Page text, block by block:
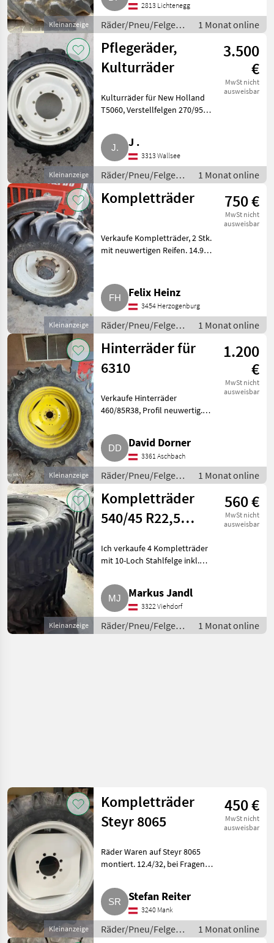
Kleinanzeige
2813 Lichtenegg
Räder/Pneu/Felgen /
Kompletträder
1 Monat online
Kleinanzeige
Pflegeräder,
Kulturräder
3.500
€
MwSt nicht
ausweisbar
Kulturräder für New Holland
T5060, Verstellfelgen 270/95
Räder/Pneu/Felgen
Kompletträder
J .
3313 Wallsee
Räder/Pneu/Felgen /
Kompletträder
1 Monat online
Kleinanzeige
Kompletträder 750 €
MwSt nicht
ausweisbar
Verkaufe Kompletträder, 2 Stk.
mit neuwertigen Reifen. 14.9
Räder/Pneu/Felgen
KompletträderFelix Heinz
3454 Herzogenburg
Räder/Pneu/Felgen /
Kompletträder
1 Monat online
Kleinanzeige
Hinterräder für
6310
1.200
€
MwSt nicht
ausweisbar
Verkaufe Hinterräder
460/85R38, Profil neuwertig.
Räder/Pneu/Felgen
KompletträderDavid Dorner
3361 Aschbach
Räder/Pneu/Felgen /
Kompletträder
1 Monat online
Kleinanzeige
Kompletträder
540/45 R22,5
560 €
MwSt nicht
ausweisbar
Ich verkaufe 4 Kompletträder
mit 10-Loch Stahlfelge inkl.
560/45-22.5, Profiltiefe ca. 25
mm, sehr guter Zustand, Preis
pro Stk.. Räder/Pneu
Markus Jandl
3322 Viehdorf
Räder/Pneu/Felgen /
Kompletträder
1 Monat online
Kleinanzeige
Kompletträder
Steyr 8065
450 €
MwSt nicht
ausweisbar
Räder Waren auf Steyr 8065
montiert. 12.4/32, bei Fragen
Räder/Pneu/Felgen
KompletträderStefan Reiter
3240 Mank
Räder/Pneu/Felgen /
1 Monat online